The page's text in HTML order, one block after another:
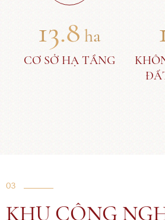
13.8 ha
CƠ SỞ HẠ TẦNG
03
KHU CÔNG